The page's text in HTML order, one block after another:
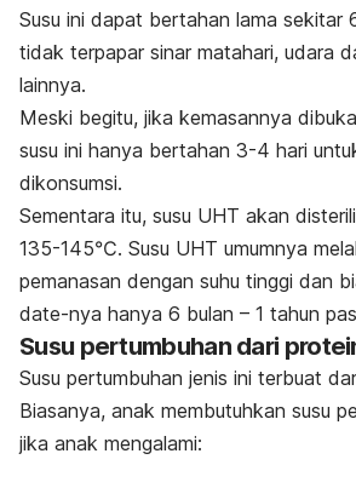
Susu ini dapat bertahan lama sekitar
tidak terpapar sinar matahari, udara
lainnya.
Meski begitu, jika kemasannya
susu ini hanya bertahan 3-4 hari
dikonsumsi.
Sementara itu, susu UHT akan
135-145℃. Susu UHT umumnya
pemanasan dengan suhu tinggi dan
date-nya hanya 6 bulan – 1 tahun
Susu pertumbuhan dari
Susu pertumbuhan jenis ini terbuat
Biasanya, anak membutuhkan susu
jika anak mengalami: